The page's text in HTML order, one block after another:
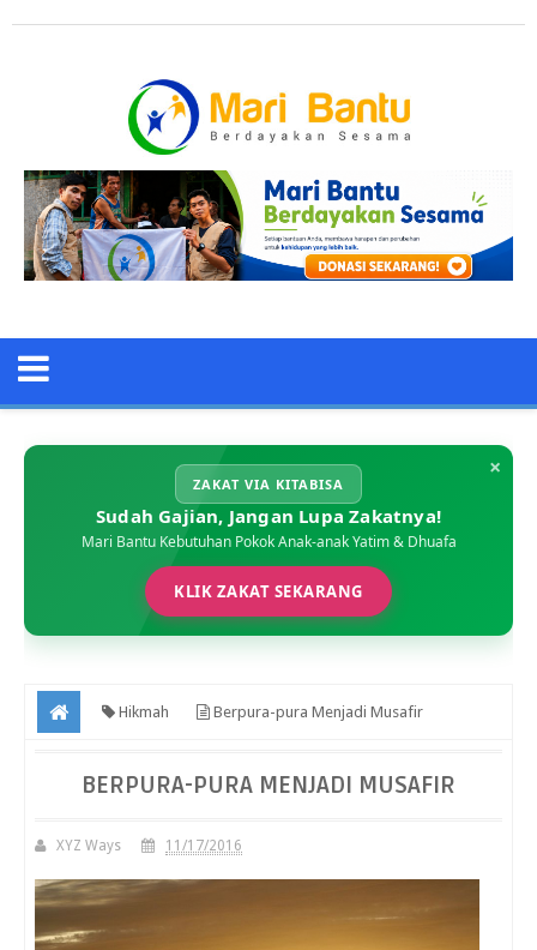
×
ZAKAT VIA KITABISA
Sudah Gajian, Jangan Lupa Zakatnya!
Mari Bantu Kebutuhan Pokok Anak-anak Yatim & Dhuafa
KLIK ZAKAT SEKARANG
Hikmah Berpura-pura Menjadi Musafir
BERPURA-PURA MENJADI MUSAFIR
XYZ Ways 11/17/2016